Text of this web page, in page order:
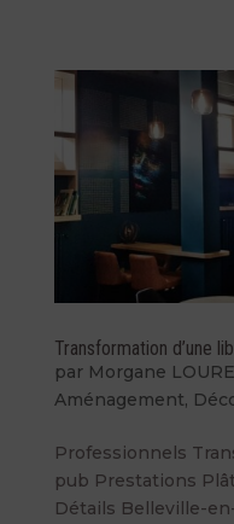
Transformation d’une
par Morgane
Aménagement,
Professionnels
pub Prestations
Détails Belleville-